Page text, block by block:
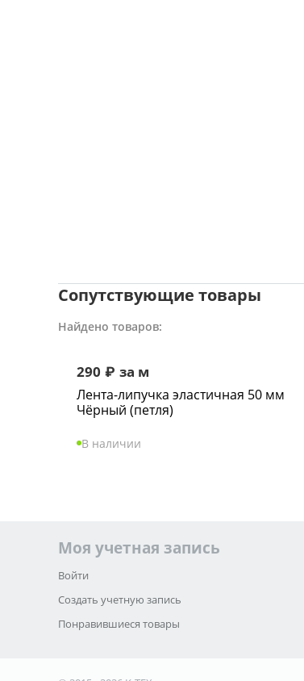
Сопутствующие товары
Найдено товаров:
290 ₽ за м
Лента-липучка эластичная 50 мм
Чёрный (петля)
В наличии
Моя учетная запись
Войти
Создать учетную запись
Понравившиеся товары